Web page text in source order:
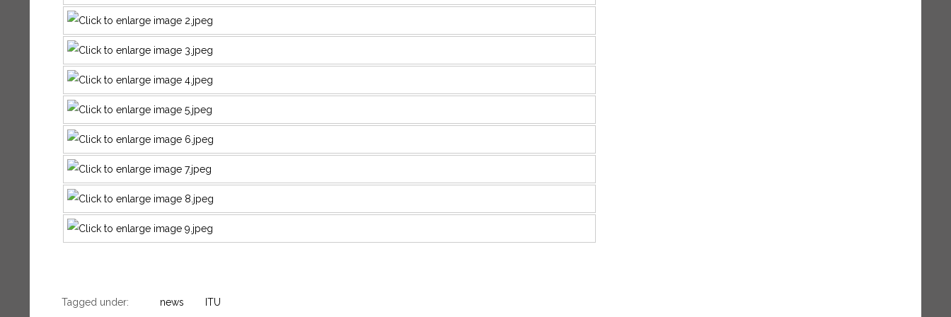
Tagged under: news ITU